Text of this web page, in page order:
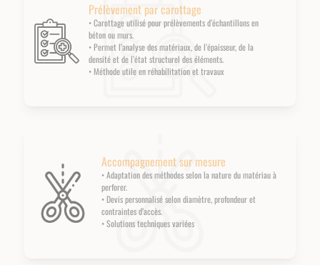
Prélèvement par carottage
• Carottage utilisé pour prélèvements d’échantillons en
béton ou murs.
• Permet l’analyse des matériaux, de l’épaisseur, de la
densité et de l’état structurel des éléments.
• Méthode utile en réhabilitation et travaux
Accompagnement sur mesure
• Adaptation des méthodes selon la nature du matériau à
perforer.
• Devis personnalisé selon diamètre, profondeur et
contraintes d’accès.
• Solutions techniques variées